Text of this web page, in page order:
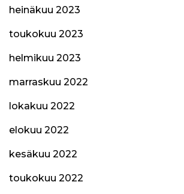
heinäkuu 2023
toukokuu 2023
helmikuu 2023
marraskuu 2022
lokakuu 2022
elokuu 2022
kesäkuu 2022
toukokuu 2022